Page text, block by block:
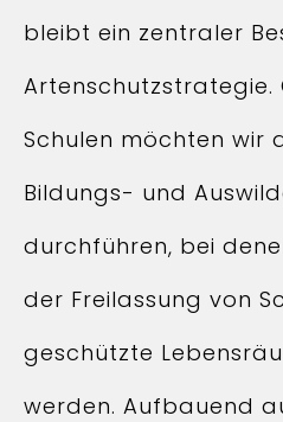
bleibt ein zentraler
Artenschutzstrategie.
Schulen möchten wir
Bildungs- und
durchführen, bei
der Freilassung von
geschützte
werden. Aufbauend